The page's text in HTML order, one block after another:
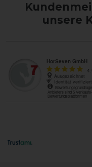
unsere